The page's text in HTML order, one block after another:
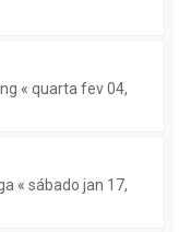
« quarta fev 04,
« sábado jan 17,